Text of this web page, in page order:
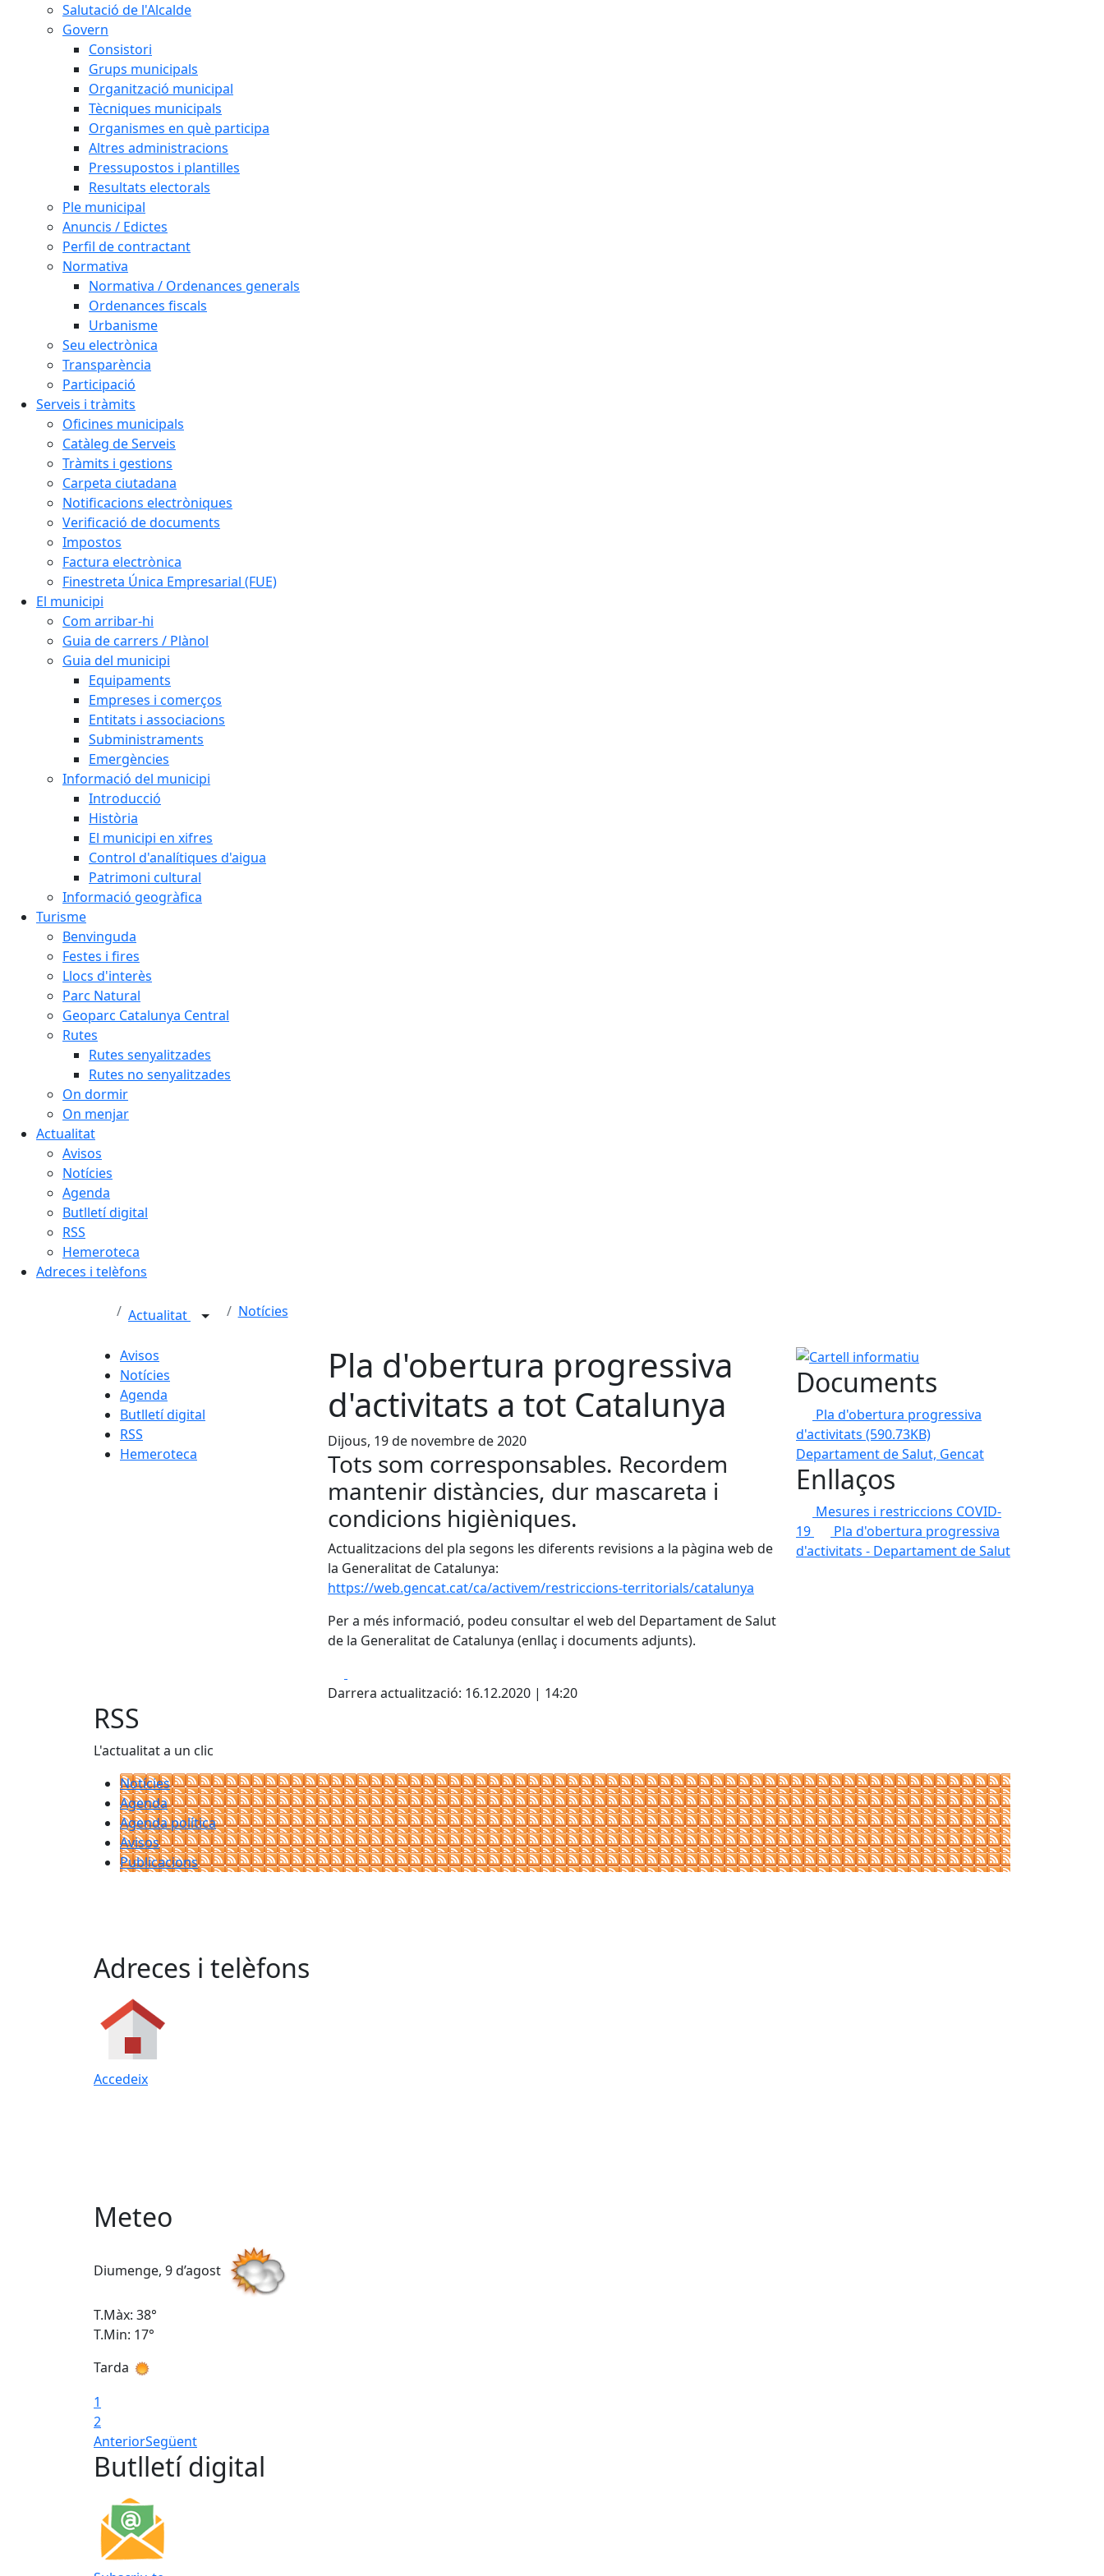
Salutació de l'Alcalde
Govern
Consistori
Grups municipals
Organització municipal
Tècniques municipals
Organismes en què participa
Altres administracions
Pressupostos i plantilles
Resultats electorals
Ple municipal
Anuncis / Edictes
Perfil de contractant
Normativa
Normativa / Ordenances generals
Ordenances fiscals
Urbanisme
Seu electrònica
Transparència
Participació
Serveis i tràmits
Oficines municipals
Catàleg de Serveis
Tràmits i gestions
Carpeta ciutadana
Notificacions electròniques
Verificació de documents
Impostos
Factura electrònica
Finestreta Única Empresarial (FUE)
El municipi
Com arribar-hi
Guia de carrers / Plànol
Guia del municipi
Equipaments
Empreses i comerços
Entitats i associacions
Subministraments
Emergències
Informació del municipi
Introducció
Història
El municipi en xifres
Control d'analítiques d'aigua
Patrimoni cultural
Informació geogràfica
Turisme
Benvinguda
Festes i fires
Llocs d'interès
Parc Natural
Geoparc Catalunya Central
Rutes
Rutes senyalitzades
Rutes no senyalitzades
On dormir
On menjar
Actualitat
Avisos
Notícies
Agenda
Butlletí digital
RSS
Hemeroteca
Adreces i telèfons
Actualitat Notícies
Avisos
Notícies
Agenda
Butlletí digital
RSS
Hemeroteca
Pla d'obertura progressiva
d'activitats a tot Catalunya
Dijous, 19 de novembre de 2020
Tots som corresponsables. Recordem
mantenir distàncies, dur mascareta i
condicions higièniques.
Actualitzacions del pla segons les diferents revisions a la pàgina web de
la Generalitat de Catalunya:
https://web.gencat.cat/ca/activem/restriccions-territorials/catalunya
Per a més informació, podeu consultar el web del Departament de Salut
de la Generalitat de Catalunya (enllaç i documents adjunts).
Darrera actualització: 16.12.2020 | 14:20
Cartell informatiu
Documents
Pla d'obertura progressiva
d'activitats (590.73KB)
Departament de Salut, Gencat
Enllaços
Mesures i restriccions COVID-
19
Pla d'obertura progressiva
d'activitats - Departament de Salut
RSS
L'actualitat a un clic
Notícies
Agenda
Agenda política
Avisos
Publicacions
Adreces i telèfons
Accedeix
Meteo
Diumenge, 9 d’agost
T.Màx: 38°
T.Min: 17°
Tarda
1
2
AnteriorSegüent
Butlletí digital